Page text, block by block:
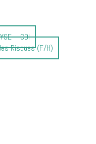
– CDI
Risques (F/H)